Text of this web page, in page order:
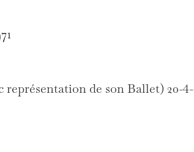
représentation de son Ballet) 20-4-